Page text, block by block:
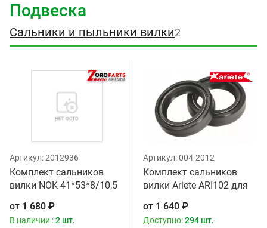
Подвеска
Сальники и пыльники вилки2
Артикул:2012936
Комплект сальников
вилки NOK 41*53*8/10,5
от 1 680 ₽
В наличии :2 шт.
Артикул:004-2012
Комплект сальников
вилки Ariete ARI102 для
41х53х8/10.5 мм
от 1 640 ₽
Доступно:294 шт.